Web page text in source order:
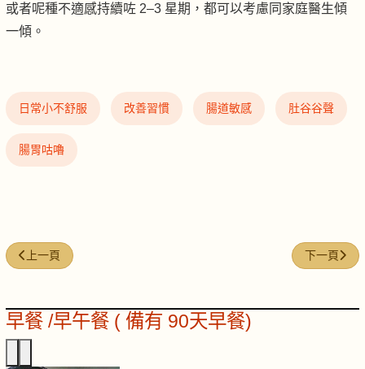
或者呢種不適感持續咗 2–3 星期，都可以考慮同家庭醫生傾
一傾。
日常小不舒服 改善習慣 腸道敏感 肚谷谷聲
腸胃咕嚕
上一篇文章: NFW #15｜皮膚乾乾癢癢
上一頁 下一篇文章
下一頁
早餐 /早午餐 ( 備有 90天早餐)